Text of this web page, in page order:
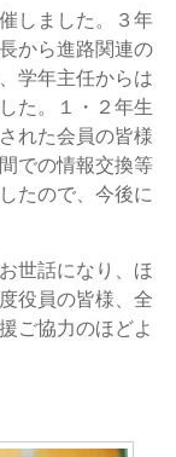
しました。３年
から進路関連の
学年主任からは
た。１・２年生
れた会員の皆様
での情報交換等
たので、今後に
世話になり、ほ
役員の皆様、全
ご協力のほどよ